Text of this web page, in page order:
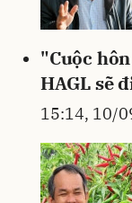
"Cuộc
HAGL sẽ
15:14, 10/